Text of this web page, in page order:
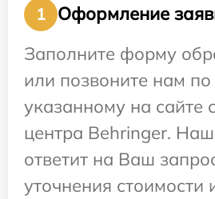
1
Оформление
Заполните форму
или позвоните нам
указанному на сайте
центра Behringer.
ответит на Ваш
уточнения стоимости